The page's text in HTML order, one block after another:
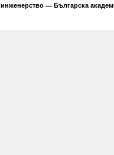
— Българска